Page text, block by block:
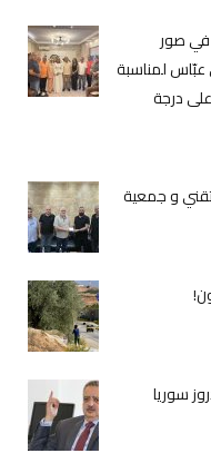
في صور
عبّاس لمناسبة
درجة
و جمعية
سوريا